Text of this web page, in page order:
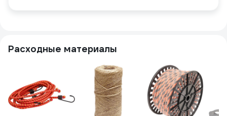
Расходные материалы